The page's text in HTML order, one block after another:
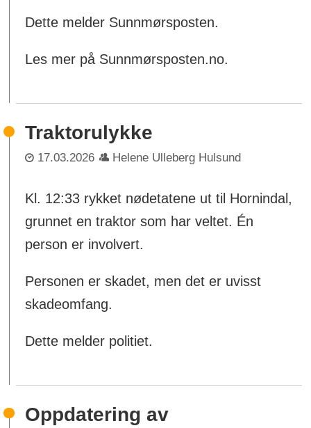
Dette melder Sunnmørsposten.
Les mer på Sunnmørsposten.no.
Traktorulykke
17.03.2026 Helene Ulleberg Hulsund
Kl. 12:33 rykket nødetatene ut til Hornindal,
grunnet en traktor som har veltet. Én
person er involvert.
Personen er skadet, men det er uvisst
skadeomfang.
Dette melder politiet.
Oppdatering av